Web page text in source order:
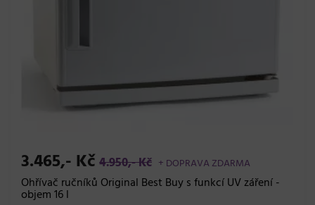
3.465,- Kč 4.950,- Kč + DOPRAVA ZDARMA
Ohřívač ručníků Original Best Buy s funkcí UV záření -
objem 16 l